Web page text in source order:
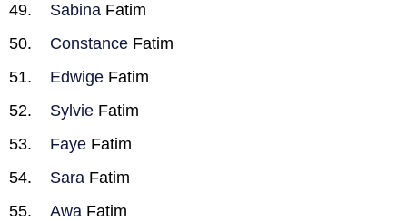
Sabina Fatim
Constance Fatim
Edwige Fatim
Sylvie Fatim
Faye Fatim
Sara Fatim
Awa Fatim